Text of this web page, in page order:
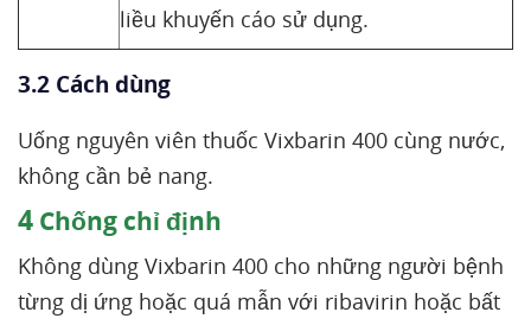
liều khuyến cáo sử dụng.
3.2 Cách dùng
Uống nguyên viên thuốc Vixbarin 400 cùng nước,
không cần bẻ nang.
4 Chống chỉ định
Không dùng Vixbarin 400 cho những người bệnh
từng dị ứng hoặc quá mẫn với ribavirin hoặc bất